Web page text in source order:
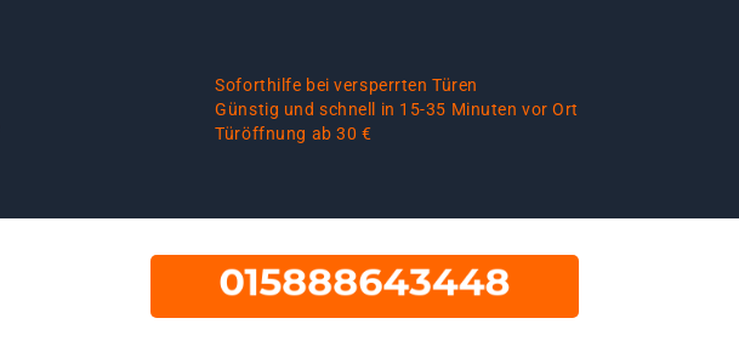
Soforthilfe bei versperrten Türen
Günstig und schnell in 15-35 Minuten vor Ort
Türöffnung ab 30 €